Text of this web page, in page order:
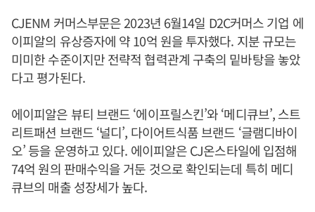
CJENM 커머스부문은 2023년 6월14일 D2C커머스 기업 에
이피알의 유상증자에 약 10억 원을 투자했다. 지분 규모는
미미한 수준이지만 전략적 협력관계 구축의 밑바탕을 놓았
다고 평가된다.
에이피알은 뷰티 브랜드 ‘에이프릴스킨’와 ‘메디큐브’, 스트
리트패션 브랜드 ‘널디’, 다이어트식품 브랜드 ‘글램디바이
오’ 등을 운영하고 있다. 에이피알은 CJ온스타일에 입점해
74억 원의 판매수익을 거둔 것으로 확인되는데 특히 메디
큐브의 매출 성장세가 높다.